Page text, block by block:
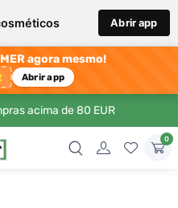
Abrir app
agora mesmo!
Abrir app
acima de 80 EUR
0